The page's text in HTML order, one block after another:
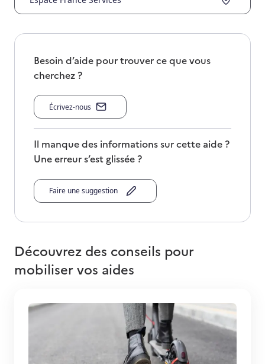
Besoin d’aide pour trouver ce que vous
cherchez ?
Écrivez-nous
Il manque des informations sur cette aide ?
Une erreur s’est glissée ?
Faire une suggestion
Découvrez des conseils pour
mobiliser vos aides